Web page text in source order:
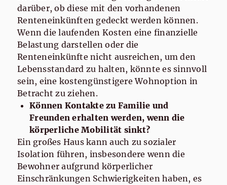
darüber, ob diese mit den vorhandenen
Renteneinkünften gedeckt werden können.
Wenn die laufenden Kosten eine finanzielle
Belastung darstellen oder die
Renteneinkünfte nicht ausreichen, um den
Lebensstandard zu halten, könnte es sinnvoll
sein, eine kostengünstigere Wohnoption in
Betracht zu ziehen.
Können Kontakte zu Familie und
Freunden erhalten werden, wenn die
körperliche Mobilität sinkt?
Ein großes Haus kann auch zu sozialer
Isolation führen, insbesondere wenn die
Bewohner aufgrund körperlicher
Einschränkungen Schwierigkeiten haben, es